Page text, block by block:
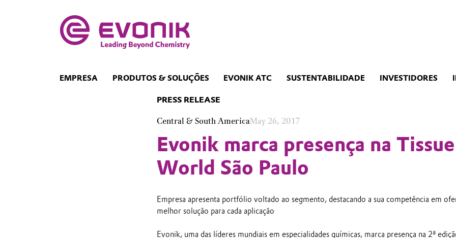
EMPRESA PRODUTOS & SOLUÇÕES EVONIK ATC SUSTENTABILIDADE INVESTIDORES
PRESS RELEASE
Central & South AmericaMay 26, 2017
Evonik marca presença na Tissue
World São Paulo
Empresa apresenta portfólio voltado ao segmento, destacando a sua competência em
melhor solução para cada aplicação
Evonik, uma das líderes mundiais em especialidades químicas, marca presença na 2ª